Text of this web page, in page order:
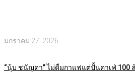
มกราคม 27, 2026
“นุ้บ ชนัญดา” ไม่ดื่มกาแฟแต่ปั้นคาเฟ่ 100